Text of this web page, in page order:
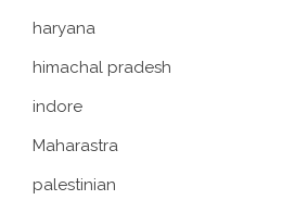
haryana
himachal pradesh
indore
Maharastra
palestinian